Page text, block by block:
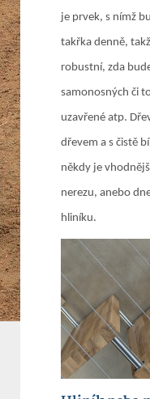
je prvek, s nímž
takřka denně,
robustní, zda
samonosných či
uzavřené atp.
dřevem a s čistě
někdy je
nerezu, anebo
hliníku.